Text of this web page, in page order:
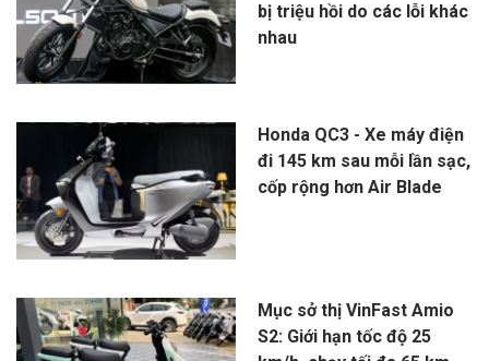
bị triệu hồi do các lỗi khác
nhau
Honda QC3 - Xe máy điện
đi 145 km sau mỗi lần sạc,
cốp rộng hơn Air Blade
Mục sở thị VinFast Amio
S2: Giới hạn tốc độ 25